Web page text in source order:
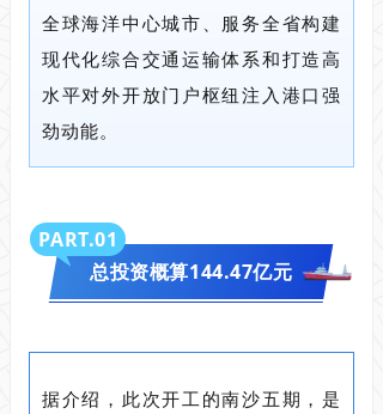
全球海洋中心城市、服务全省构建
现代化综合交通运输体系和打造高
水平对外开放门户枢纽注入港口强
劲动能。
PART.01
总投资概算144.47亿元
据介绍，此次开工的南沙五期，是